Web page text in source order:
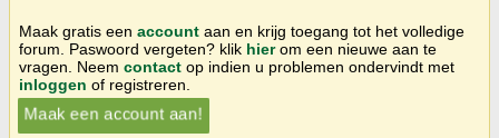
Maak gratis een account aan en krijg toegang tot het volledige
forum. Paswoord vergeten? klik hierom een nieuwe aan te
vragen. Neem contact op indien u problemen ondervindt met
inloggen of registreren.
Maak een account aan!